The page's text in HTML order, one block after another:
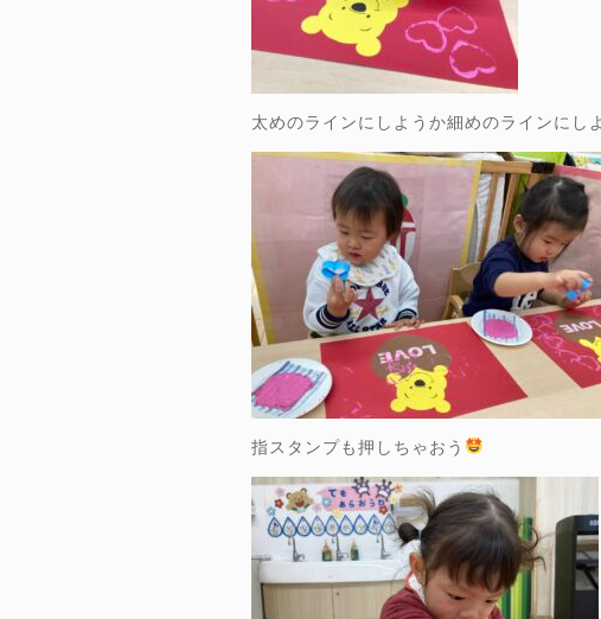
太めのラインにしようか細めのラインにし
指スタンプも押しちゃおう